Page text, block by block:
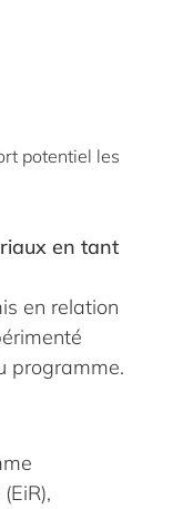
potentiel les
en tant
en relation
programme.